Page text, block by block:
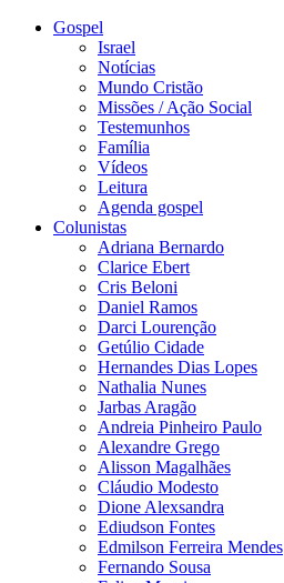
Gospel
Israel
Notícias
Mundo Cristão
Missões / Ação Social
Testemunhos
Família
Vídeos
Leitura
Agenda gospel
Colunistas
Adriana Bernardo
Clarice Ebert
Cris Beloni
Daniel Ramos
Darci Lourenção
Getúlio Cidade
Hernandes Dias Lopes
Nathalia Nunes
Jarbas Aragão
Andreia Pinheiro Paulo
Alexandre Grego
Alisson Magalhães
Cláudio Modesto
Dione Alexsandra
Ediudson Fontes
Edmilson Ferreira Mendes
Fernando Sousa